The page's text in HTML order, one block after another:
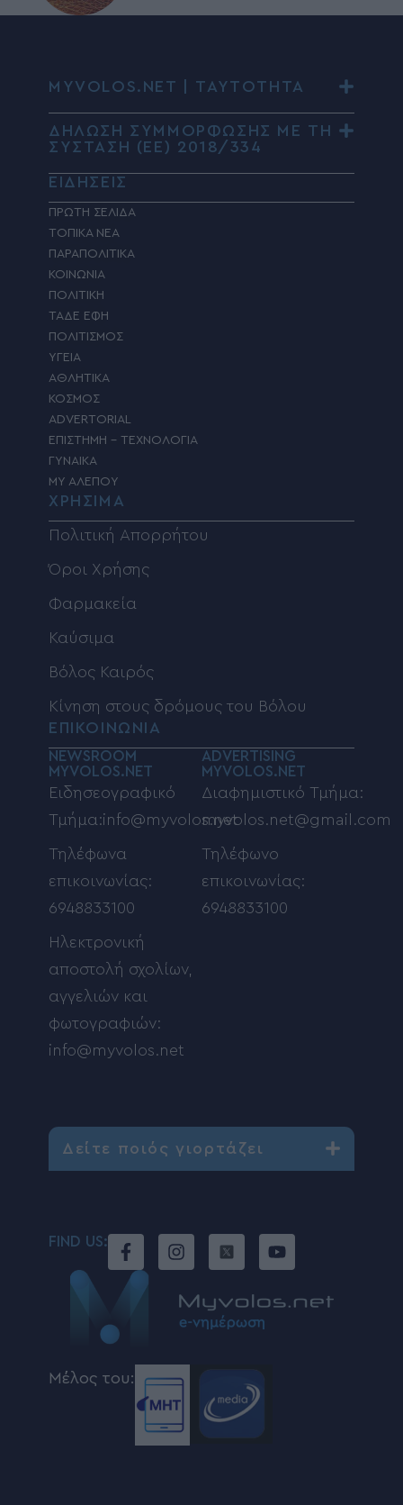
MYVOLOS.NET | ΤΑΥΤΟΤΗΤΑ
ΔΗΛΩΣΗ ΣΥΜΜΟΡΦΩΣΗΣ ΜΕ ΤΗ
ΣΥΣΤΑΣΗ (ΕΕ) 2018/334
ΕΙΔΗΣΕΙΣ
ΠΡΩΤΗ ΣΕΛΙΔΑ
ΤΟΠΙΚΑ ΝΕΑ
ΠΑΡΑΠΟΛΙΤΙΚΑ
ΚΟΙΝΩΝΙΑ
ΠΟΛΙΤΙΚΗ
ΤΑΔΕ ΕΦΗ
ΠΟΛΙΤΙΣΜΟΣ
ΥΓΕΙΑ
ΑΘΛΗΤΙΚΑ
ΚΟΣΜΟΣ
ADVERTORIAL
ΕΠΙΣΤΗΜΗ – ΤΕΧΝΟΛΟΓΙΑ
ΓΥΝΑΙΚΑ
MY ΑΛΕΠΟΥ
ΧΡΗΣΙΜΑ
Πολιτική Απορρήτου
Όροι Χρήσης
Φαρμακεία
Καύσιμα
Βόλος Καιρός
Κίνηση στους δρόμους του Βόλου
ΕΠΙΚΟΙΝΩΝΙΑ
NEWSROOM
MYVOLOS.NET
Ειδησεογραφικό
Τμήμα:info@myvolos.net
Τηλέφωνα
επικοινωνίας:
6948833100
Ηλεκτρονική
αποστολή σχολίων,
αγγελιών και
φωτογραφιών:
info@myvolos.net
ADVERTISING
MYVOLOS.NET
Διαφημιστικό Τμήμα:
myvolos.net@gmail.com
Τηλέφωνο
επικοινωνίας:
6948833100
Δείτε ποιός γιορτάζει
FIND US:
Μέλος του: